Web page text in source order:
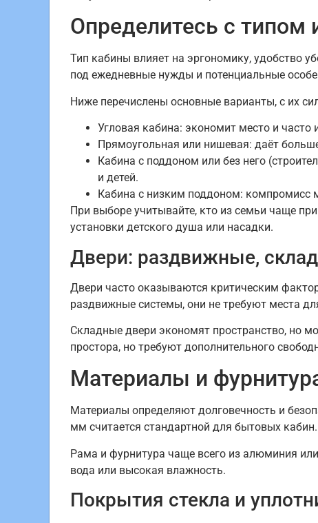
Определитесь с типом
Тип кабины влияет на эргономику, удобство
под ежедневные нужды и потенциальные
Ниже перечислены основные варианты, с их
Угловая кабина: экономит место и
Прямоугольная или нишевая: даёт
Кабина с поддоном или без него
и детей.
Кабина с низким поддоном: компромисс
При выборе учитывайте, кто из семьи чаще
установки детского душа или насадки.
Двери: раздвижные,
Двери часто оказываются критическим
раздвижные системы, они не требуют места
Складные двери экономят пространство, но
простора, но требуют дополнительного
Материалы и
Материалы определяют долговечность и
мм считается стандартной для бытовых
Рама и фурнитура чаще всего из алюминия
вода или высокая влажность.
Покрытия стекла и